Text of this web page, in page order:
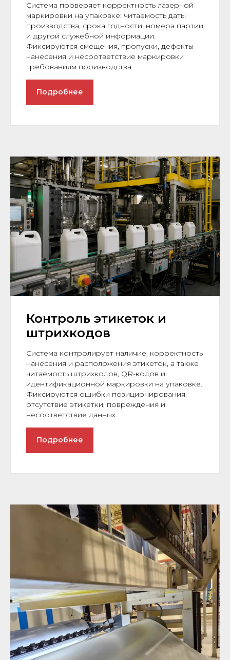
Система проверяет корректность лазерной
маркировки на упаковке: читаемость даты
производства, срока годности, номера партии
и другой служебной информации.
Фиксируются смещения, пропуски, дефекты
нанесения и несоответствие маркировки
требованиям производства.
Подробнее
Контроль этикеток и
штрихкодов
Система контролирует наличие, корректность
нанесения и расположения этикеток, а также
читаемость штрихкодов, QR-кодов и
идентификационной маркировки на упаковке.
Фиксируются ошибки позиционирования,
отсутствие этикетки, повреждения и
несоответствие данных.
Подробнее